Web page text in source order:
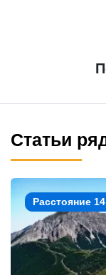
Статьи
Расстояние